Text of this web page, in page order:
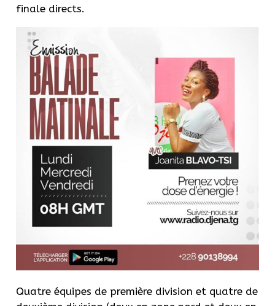
finale directs.
Quatre équipes de première division et quatre de